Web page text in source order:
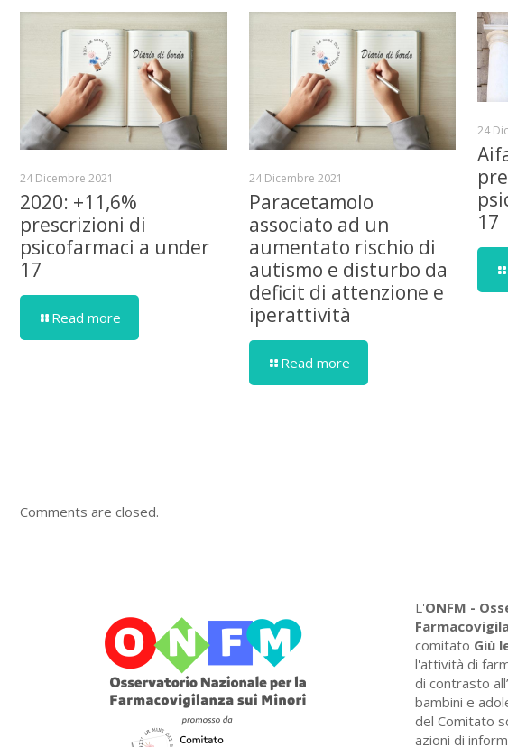
24 Dicembre 2021
2020: +11,6%
prescrizioni di
psicofarmaci a under
17
Read more
24 Dicembre 2021
Paracetamolo
associato ad un
aumentato rischio di
autismo e disturbo da
deficit di attenzione e
iperattività
Read more
24
17
Comments are closed.
L'ONFM -
comitato Giù
l'attività di
di contrasto
bambini e
del Comitato
azioni di